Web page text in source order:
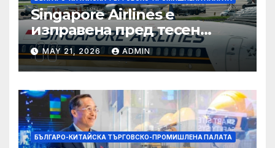
Singapore Airlines е
изправена пред тесен
прозорец за спечелване на
пазарен дял от
конкурентите си от
Персийския залив
MAY 21, 2026 ADMIN
БЪЛГАРО-КИТАЙСКА ТЪРГОВСКО-ПРОМИШЛЕНА ПАЛАТА